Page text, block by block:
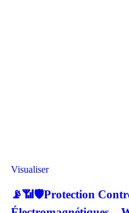
Visualiser
📡📶🛡️Protection